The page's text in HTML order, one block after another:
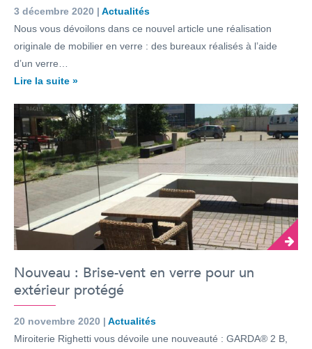
3 décembre 2020 | Actualités
Nous vous dévoilons dans ce nouvel article une réalisation
originale de mobilier en verre : des bureaux réalisés à l’aide
d’un verre…
Lire la suite »
Nouveau : Brise-vent en verre pour un
extérieur protégé
20 novembre 2020 | Actualités
Miroiterie Righetti vous dévoile une nouveauté : GARDA® 2 B,